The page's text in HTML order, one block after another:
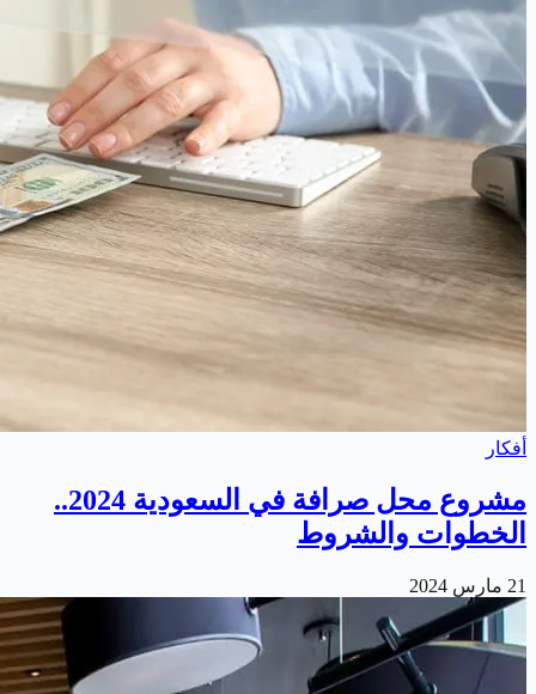
أفكار
مشروع محل صرافة في السعودية 2024..
الخطوات والشروط
21 مارس 2024